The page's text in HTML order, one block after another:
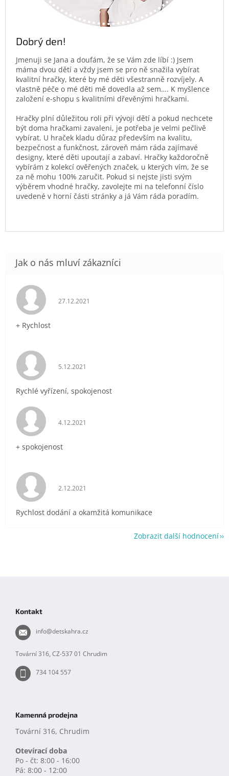
Dobrý den!
Jmenuji se Jana a doufám, že se Vám zde líbí :) Jsem
máma dvou dětí a vždy jsem se pro ně snažila vybírat
kvalitní hračky, které by mé děti všestranně rozvíjely. A
vlastně péče o mé děti mě dovedla až sem…. K myšlence
založení e-shopu s kvalitními dřevěnými hračkami.
Hračky plní důležitou roli při vývoji dětí a pokud nechcete
být doma hračkami zavaleni, je potřeba je velmi pečlivě
vybírat. U hraček kladu důraz především na kvalitu,
bezpečnost a funkčnost, zároveň mám ráda zajímavé
designy, které děti upoutají a zabaví. Hračky každoročně
vybírám z kolekcí ověřených značek, u kterých vím, že se
za ně mohu 100% zaručit. Pokud si nejste jisti svým
výběrem vhodné hračky, zavolejte mi na telefonní číslo
uvedené v horní části stránky a já Vám ráda poradím.
Hodnocení obchodu je 5 z 5 hvězdiček.
27.12.2021
+ Rychlost
Hodnocení obchodu je 5 z 5 hvězdiček.
5.12.2021
Rychlé vyřízení, spokojenost
Hodnocení obchodu je 5 z 5 hvězdiček.
4.12.2021
+ spokojenost
Hodnocení obchodu je 5 z 5 hvězdiček.
2.12.2021
Rychlost dodání a okamžitá komunikace
Zobrazit další hodnocení
Kontakt
info@detskahra.cz
Tovární 316, CZ-537 01 Chrudim
734 104 557
Kamenná prodejna
Tovární 316, Chrudim
Otevírací doba
Po - čt: 8:00 - 16:00
Pá: 8:00 - 12:00